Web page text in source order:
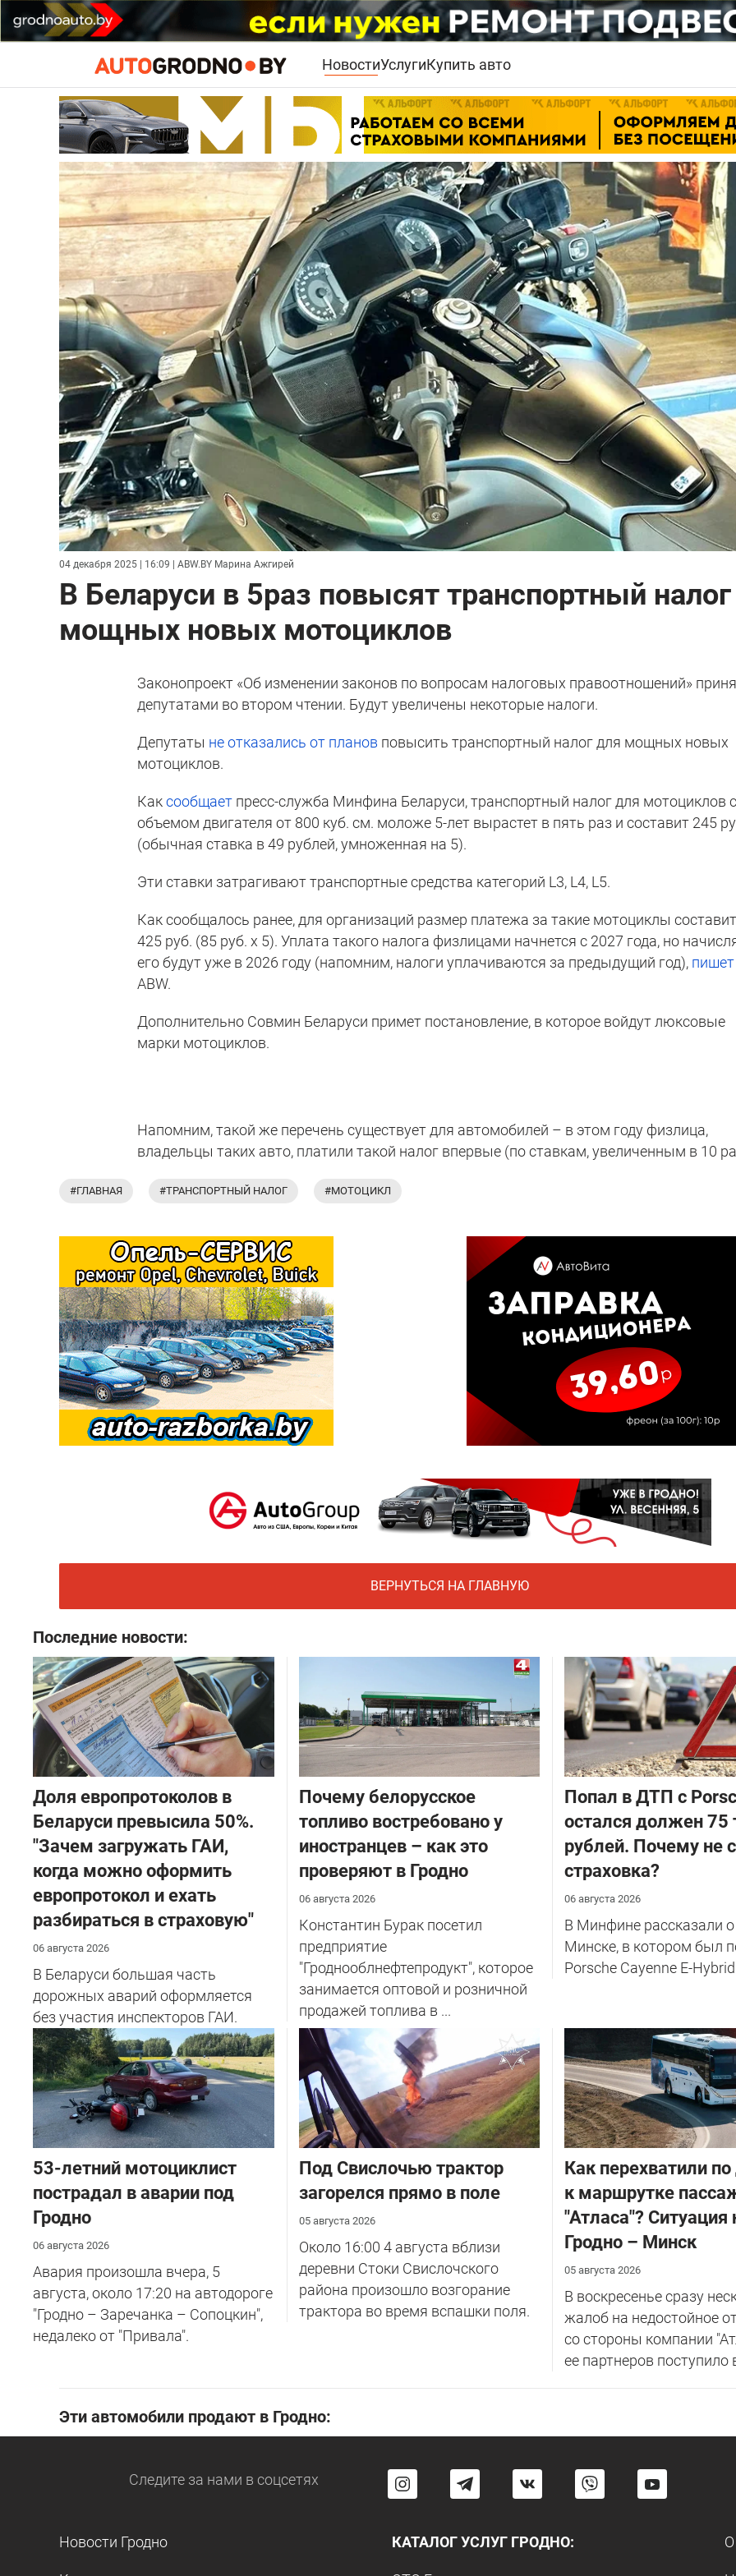
НовостиУслугиКупить авто
04 декабря 2025 | 16:09 | ABW.BY Марина Ажгирей
В Беларуси в 5раз повысят транспортный
мощных новых мотоциклов
Законопроект «Об изменении законов по вопросам налоговых правоотношений»
депутатами во втором чтении. Будут увеличены некоторые налоги.
Депутаты не отказались от планов повысить транспортный налог для мощных новых
мотоциклов.
Каксообщает пресс-служба Минфина Беларуси, транспортный налог для мотоциклов
объемом двигателя от 800 куб. см. моложе 5-лет вырастет в пять раз и составит 245
(обычная ставка в 49 рублей, умноженная на 5).
Эти ставки затрагивают транспортные средства категорий L3, L4, L5.
Как сообщалось ранее, для организаций размер платежа за такие мотоциклы
425 руб. (85 руб. х 5). Уплата такого налога физлицами начнется с 2027 года, но
его будут уже в 2026 году (напомним, налоги уплачиваются за предыдущий год), пишет
ABW.
Дополнительно Совмин Беларуси примет постановление, в которое войдут люксовые
марки мотоциклов.
Напомним, такой же перечень существует для автомобилей – в этом году физлица,
владельцы таких авто, платили такой налог впервые (по ставкам, увеличенным в 10
#ГЛАВНАЯ #ТРАНСПОРТНЫЙ НАЛОГ #МОТОЦИКЛ
ВЕРНУТЬСЯ НА ГЛАВНУЮ
Последние новости:
Доля европротоколов в
Беларуси превысила 50%.
"Зачем загружать ГАИ,
когда можно оформить
европротокол и ехать
разбираться в страховую"
06 августа 2026
В Беларуси большая часть
дорожных аварий оформляется
без участия инспекторов ГАИ.
Почему белорусское
топливо востребовано у
иностранцев – как это
проверяют в Гродно
06 августа 2026
Константин Бурак посетил
предприятие
"Гроднооблнефтепродукт", которое
занимается оптовой и розничной
продажей топлива в ...
​Попал в ДТП с
остался должен 75
рублей. Почему не
страховка?
06 августа 2026
В Минфине рассказали
Минске, в котором был
Porsche Cayenne E-
53-летний мотоциклист
пострадал в аварии под
Гродно
06 августа 2026
Авария произошла вчера, 5
августа, около 17:20 на автодороге
"Гродно – Заречанка – Сопоцкин",
недалеко от "Привала".
Под Свислочью трактор
загорелся прямо в поле
05 августа 2026
Около 16:00 4 августа вблизи
деревни Стоки Свислочского
района произошло возгорание
трактора во время вспашки поля.
Как перехватили по
к маршрутке
"Атласа"? Ситуация
Гродно – Минск
05 августа 2026
В воскресенье сразу
жалоб на недостойное
со стороны компании
ее партнеров поступило
Эти автомобили продают в Гродно:
Следите за нами в соцсетях
Новости Гродно КАТАЛОГ УСЛУГ ГРОДНО: